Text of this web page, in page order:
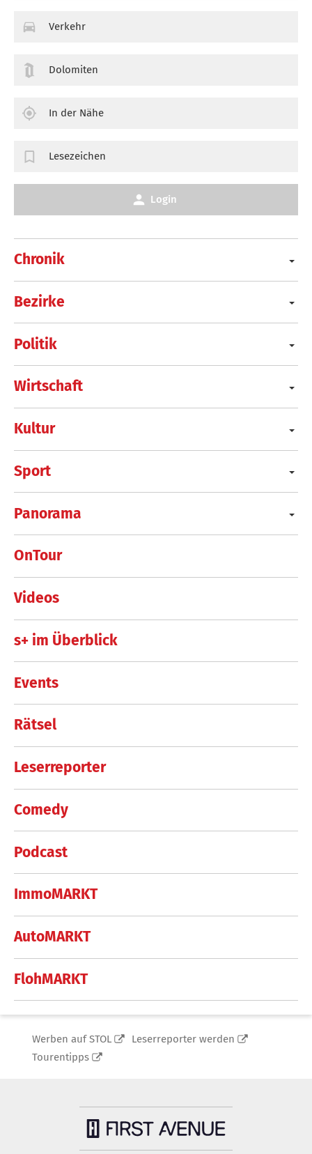
Chronik
Bezirke
Politik
Wirtschaft
Kultur
Sport
Panorama
OnTour
Videos
s+ im Überblick
Events
Rätsel
Leserreporter
Comedy
Podcast
ImmoMARKT
AutoMARKT
FlohMARKT
Verkehr
Dolomiten
In der Nähe
Lesezeichen
Login
Werben auf STOL
Leserreporter werden
Tourentipps